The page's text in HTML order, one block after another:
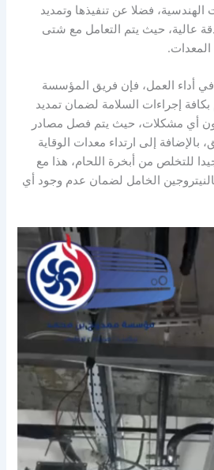
فضلا عن تنفيذها وتمديد
عالية، حيث يتم التعامل مع شتى
المعدات.
أداء العمل، فإن فريق المؤسسة
إجراءات السلامة لضمان تمديد
أي مشكلات، حيث يتم فصل مصادر
إلى ارتداء معدات الوقاية
للتخلص من أبخرة اللحام، هذا مع
الخامل لضمان عدم وجود أي